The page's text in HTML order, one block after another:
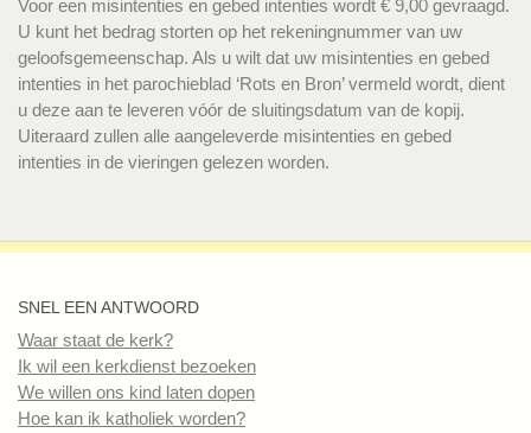
Voor een misintenties en gebed intenties wordt € 9,00 gevraagd.
U kunt het bedrag storten op het rekeningnummer van uw
geloofsgemeenschap. Als u wilt dat uw misintenties en gebed
intenties in het parochieblad ‘Rots en Bron’ vermeld wordt, dient
u deze aan te leveren vóór de sluitingsdatum van de kopij.
Uiteraard zullen alle aangeleverde misintenties en gebed
intenties in de vieringen gelezen worden.
SNEL EEN ANTWOORD
Waar staat de kerk?
Ik wil een kerkdienst bezoeken
We willen ons kind laten dopen
Hoe kan ik katholiek worden?